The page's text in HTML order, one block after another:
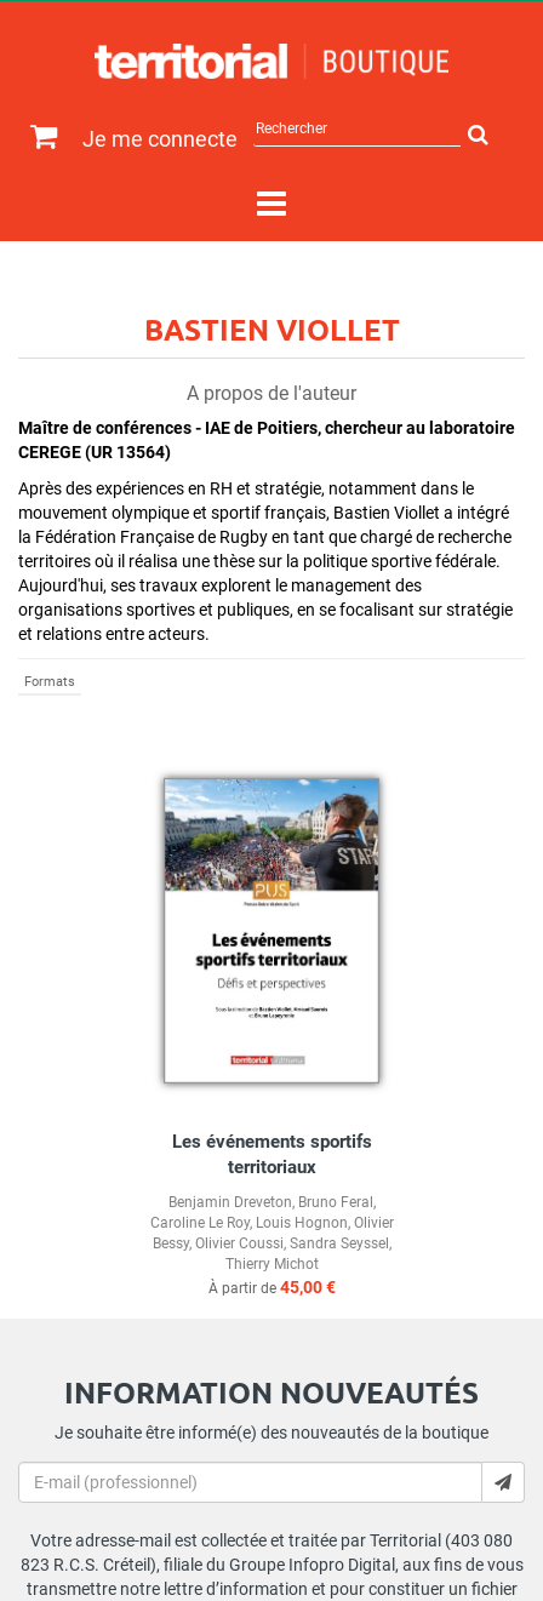
Je me connecte
sur
BASTIEN VIOLLET
A propos de l'auteur
Maître de conférences - IAE de Poitiers, chercheur au laboratoire
CEREGE (UR 13564)
Après des expériences en RH et stratégie, notamment dans le
mouvement olympique et sportif français, Bastien Viollet a intégré
la Fédération Française de Rugby en tant que chargé de recherche
territoires où il réalisa une thèse sur la politique sportive fédérale.
Aujourd'hui, ses travaux explorent le management des
organisations sportives et publiques, en se focalisant sur stratégie
et relations entre acteurs.
Formats
Les événements sportifs
territoriaux
Benjamin Dreveton, Bruno Feral,
Caroline Le Roy, Louis Hognon, Olivier
Bessy, Olivier Coussi, Sandra Seyssel,
Thierry Michot
À partir de 45,00 €
INFORMATION NOUVEAUTÉS
Je souhaite être informé(e) des nouveautés de la boutique
Votre adresse-mail est collectée et traitée par Territorial (403 080
823 R.C.S. Créteil), filiale du Groupe Infopro Digital, aux fins de vous
transmettre notre lettre d’information et pour constituer un fichier